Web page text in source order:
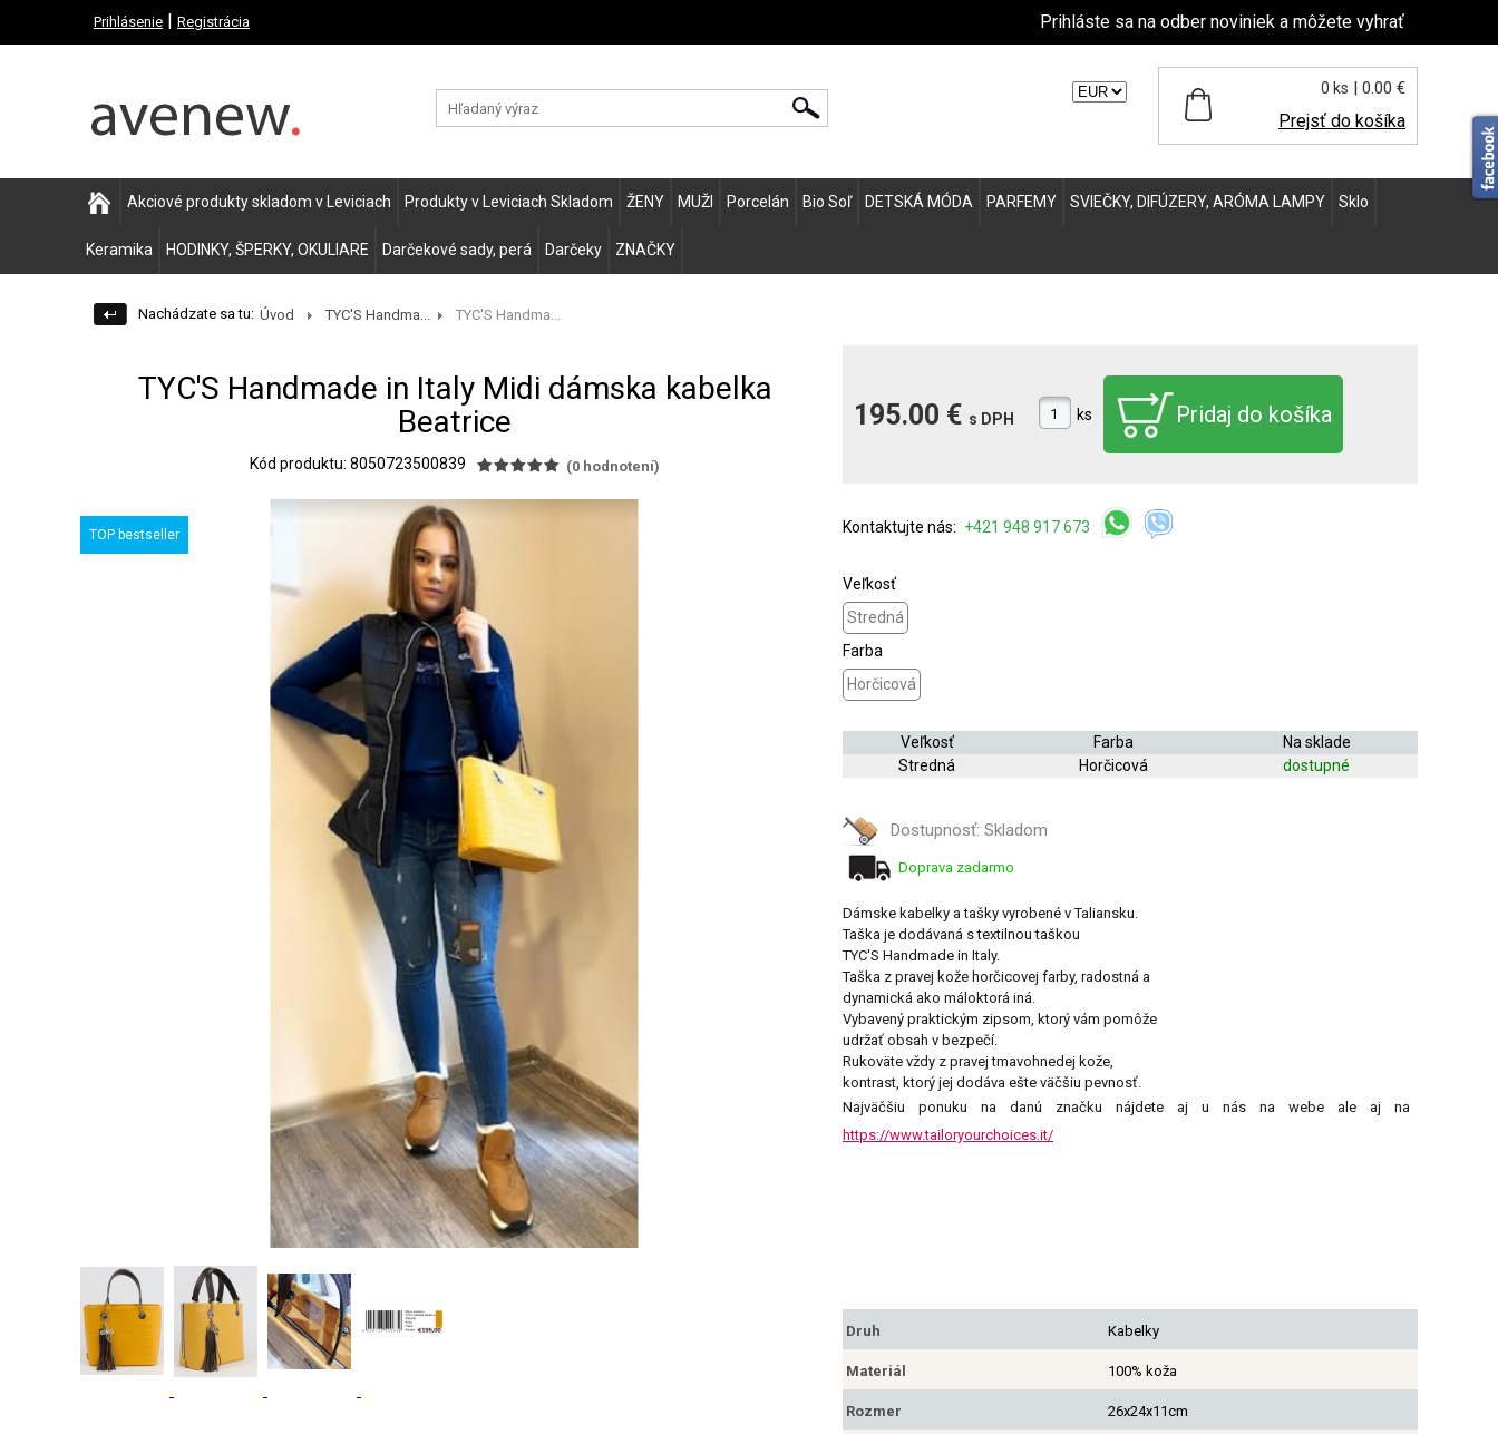
Prihlásenie | Registrácia Prihláste sa na odber noviniek a môžete vyhrať
0 ks | 0.00 €
Prejsť do košíka
Akciové produkty skladom v Leviciach Produkty v Leviciach Skladom ŽENY MUŽI Porcelán Bio Soľ DETSKÁ MÓDA PARFEMY SVIEČKY, DIFÚZERY, ARÓMA LAMPY Sklo
Keramika HODINKY, ŠPERKY, OKULIARE Darčekové sady, perá Darčeky ZNAČKY
Nachádzate sa tu: Úvod TYC'S Handma... TYC'S Handma...
TYC'S Handmade in Italy Midi dámska kabelka
Beatrice
Kód produktu: 8050723500839 (0 hodnotení)
TOP bestseller
195.00 € s DPH ks
Kontaktujte nás: +421 948 917 673
Veľkosť
Stredná
Farba
Horčicová
Veľkosť Farba
Na sklade
Stredná
Horčicová dostupné
Dostupnosť: Skladom
Doprava zadarmo
Dámske kabelky a tašky vyrobené v Taliansku.
Taška je dodávaná s textilnou taškou
TYC'S Handmade in Italy.
Taška z pravej kože horčicovej farby, radostná a
dynamická ako máloktorá iná.
Vybavený praktickým zipsom, ktorý vám pomôže
udržať obsah v bezpečí.
Rukoväte vždy z pravej tmavohnedej kože,
kontrast, ktorý jej dodáva ešte väčšiu pevnosť.
Najväčšiu ponuku na danú značku nájdete aj u nás na webe ale aj na
https://www.tailoryourchoices.it/
Druh Kabelky
Materiál 100% koža
Rozmer 26x24x11cm